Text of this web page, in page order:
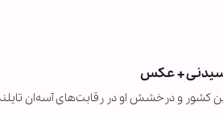
سیدنی + عکس
کشور و درخشش او در رقابت‌های آسه‌ان